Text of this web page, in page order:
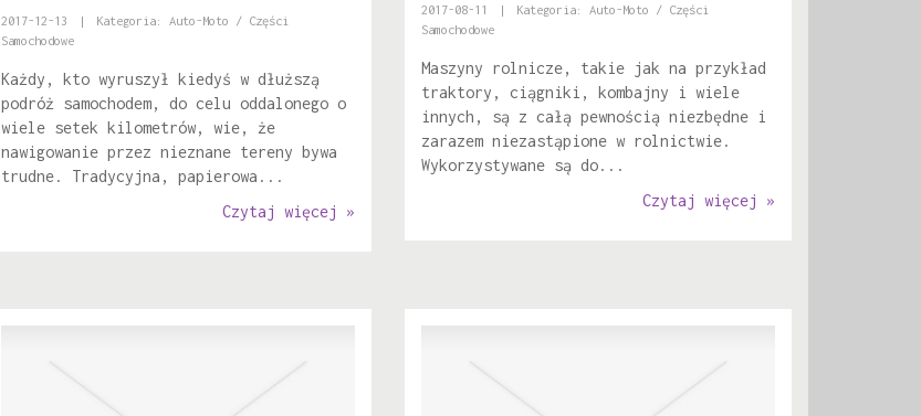
2017-12-13 |
Kategoria: Auto-Moto / Części
Samochodowe
Każdy, kto wyruszył kiedyś w dłuższą
podróż samochodem, do celu oddalonego o
wiele setek kilometrów, wie, że
nawigowanie przez nieznane tereny bywa
trudne. Tradycyjna, papierowa...
Czytaj więcej »
2017-08-11 |
Kategoria: Auto-Moto / Części
Samochodowe
Maszyny rolnicze, takie jak na przykład
traktory, ciągniki, kombajny i wiele
innych, są z całą pewnością niezbędne i
zarazem niezastąpione w rolnictwie.
Wykorzystywane są do...
Czytaj więcej »